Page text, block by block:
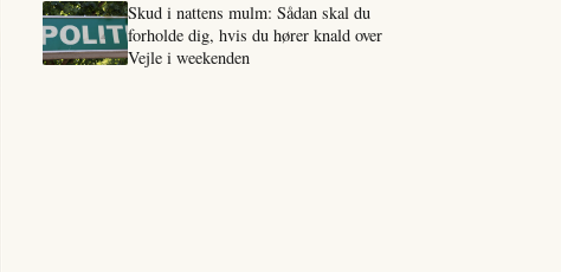
Skud i nattens mulm: Sådan skal du
forholde dig, hvis du hører knald over
Vejle i weekenden